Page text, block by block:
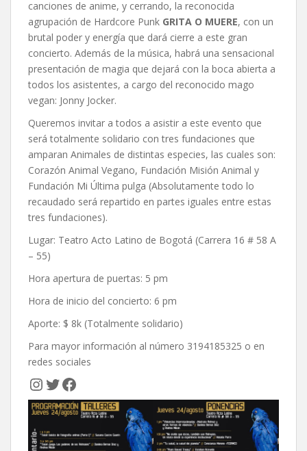
canciones de anime, y cerrando, la reconocida
agrupación de Hardcore Punk GRITA O MUERE, con un
brutal poder y energía que dará cierre a este gran
concierto. Además de la música, habrá una sensacional
presentación de magia que dejará con la boca abierta a
todos los asistentes, a cargo del reconocido mago
vegan: Jonny Jocker.
Queremos invitar a todos a asistir a este evento que
será totalmente solidario con tres fundaciones que
amparan Animales de distintas especies, las cuales son:
Corazón Animal Vegano, Fundación Misión Animal y
Fundación Mi Última pulga (Absolutamente todo lo
recaudado será repartido en partes iguales entre estas
tres fundaciones).
Lugar: Teatro Acto Latino de Bogotá (Carrera 16 # 58 A
– 55)
Hora apertura de puertas: 5 pm
Hora de inicio del concierto: 6 pm
Aporte: $ 8k (Totalmente solidario)
Para mayor información al número 3194185325 o en
redes sociales
Instagram
Twitter
Facebook